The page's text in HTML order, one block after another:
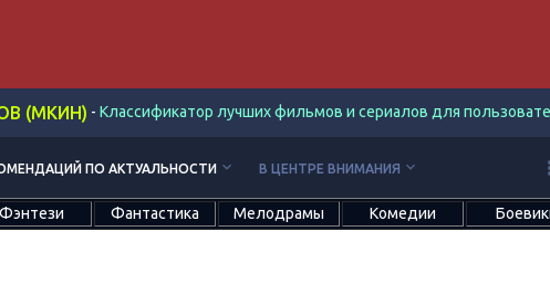
(МКИН) - Классификатор лучших фильмов и сериалов для
ПО АКТУАЛЬНОСТИ keyboard_arrow_down В ЦЕНТРЕ ВНИМАНИЯ keyboard_arrow_down
Фэнтези Фантастика Мелодрамы Комедии